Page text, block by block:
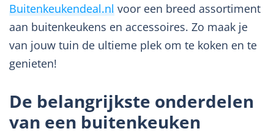
Buitenkeukendeal.nl voor een breed assortiment
aan buitenkeukens en accessoires. Zo maak je
van jouw tuin de ultieme plek om te koken en te
genieten!
De belangrijkste onderdelen
van een buitenkeuken